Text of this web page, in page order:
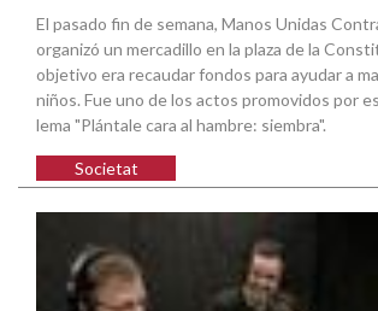
El pasado fin de semana, Manos Unidas
organizó un mercadillo en la plaza de la
objetivo era recaudar fondos para ayudar a
niños. Fue uno de los actos promovidos por
lema "Plántale cara al hambre: siembra".
Societat